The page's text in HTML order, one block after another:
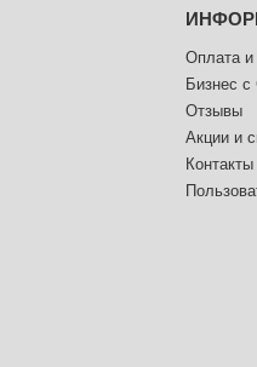
Оплата и
Бизнес с
Отзывы
Акции и
Контакты